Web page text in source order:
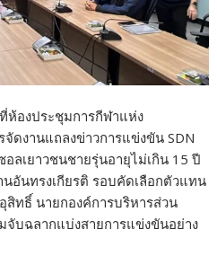
ห้องประชุมการกีฬาแห่ง
ดงานแถลงข่าวการแข่งขัน SDN
อลเยาวชนชายรุ่นอายุไม่เกิน 15 ปี
อันทรงเกียรติ รอบคัดเลือกตัวแทน
ทธิ์ นายกองค์การบริหารส่วน
บฉลากแบ่งสายการแข่งขันอย่าง